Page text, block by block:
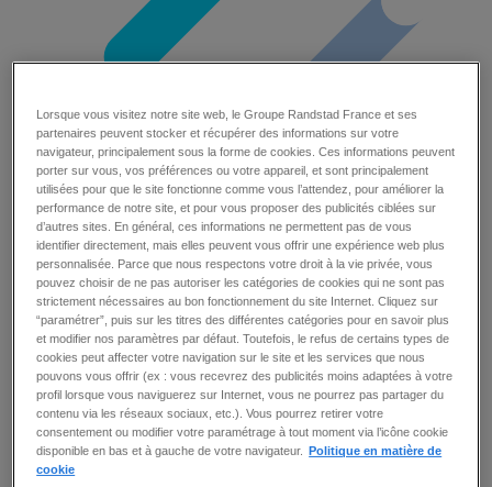
un guide pratique sur l’onboarding en
ligne.
Avec les bons outils et technologies, l’intégration
en ligne est plus rapide et plus efficace que le
déploiement traditionnel des employés.
Voici quelques raisons pour lesquelles opter pour
l’intégration en ligne peut être bénéfique pour
votre entreprise :
économies de temps et de coûts
Lorsque vous visitez notre site web, le Groupe Randstad France et ses
partenaires peuvent stocker et récupérer des informations sur votre
navigateur, principalement sous la forme de cookies. Ces informations peuvent
porter sur vous, vos préférences ou votre appareil, et sont principalement
utilisées pour que le site fonctionne comme vous l’attendez, pour améliorer la
performance de notre site, et pour vous proposer des publicités ciblées sur
d’autres sites. En général, ces informations ne permettent pas de vous
identifier directement, mais elles peuvent vous offrir une expérience web plus
personnalisée. Parce que nous respectons votre droit à la vie privée, vous
pouvez choisir de ne pas autoriser les catégories de cookies qui ne sont pas
strictement nécessaires au bon fonctionnement du site Internet. Cliquez sur
“paramétrer”, puis sur les titres des différentes catégories pour en savoir plus
et modifier nos paramètres par défaut. Toutefois, le refus de certains types de
cookies peut affecter votre navigation sur le site et les services que nous
pouvons vous offrir (ex : vous recevrez des publicités moins adaptées à votre
profil lorsque vous naviguerez sur Internet, vous ne pourrez pas partager du
contenu via les réseaux sociaux, etc.). Vous pourrez retirer votre
consentement ou modifier votre paramétrage à tout moment via l’icône cookie
disponible en bas et à gauche de votre navigateur.
Politique en matière de
cookie